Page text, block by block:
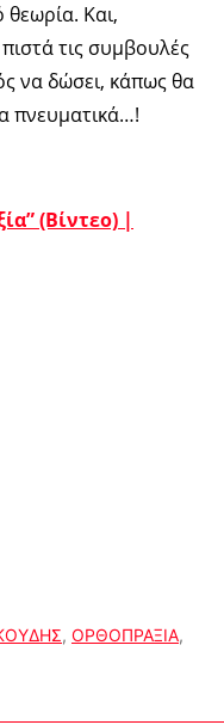
Και,
τις συμβουλές
να δώσει, κάπως θα
πνευματικά…!
(Βίντεο) |
, ΟΡΘΟΠΡΑΞΙΑ,